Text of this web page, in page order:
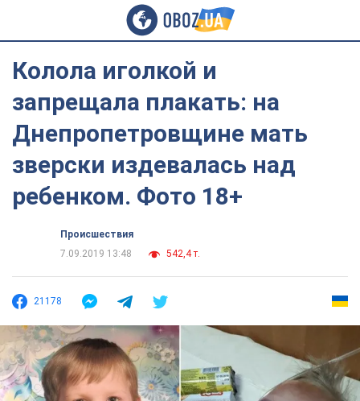
Колола иголкой и
запрещала плакать: на
Днепропетровщине мать
зверски издевалась над
ребенком. Фото 18+
Происшествия
7.09.2019 13:48
542,4 т.
21178